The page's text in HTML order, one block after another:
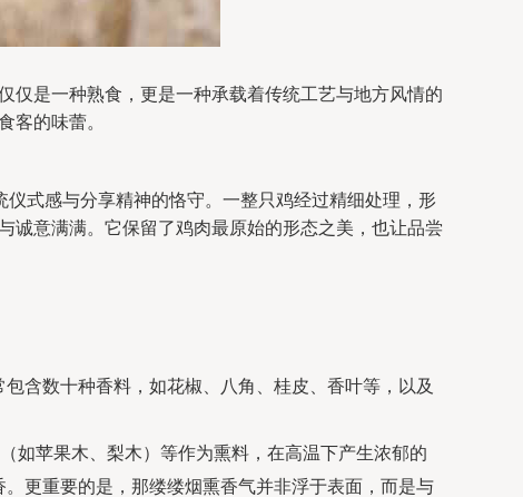
仅是一种熟食，更是一种承载着传统工艺与地方风情的
客的味蕾。
式感与分享精神的恪守。一整只鸡经过精细处理，形
诚意满满。它保留了鸡肉最原始的形态之美，也让品尝
含数十种香料，如花椒、八角、桂皮、香叶等，以及
如苹果木、梨木）等作为熏料，在高温下产生浓郁的
更重要的是，那缕缕烟熏香气并非浮于表面，而是与